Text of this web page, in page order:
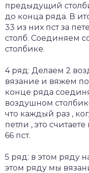
предыдущий
до конца ряда. В
33 из них пст за
столб. Соединяем
столбике.
4 ряд: Делаем 2
вязание и вяжем по
конце ряда
воздушном
что каждый раз ,
петли , это
66 пст.
5 ряд: в этом ряду
этом ряду мы